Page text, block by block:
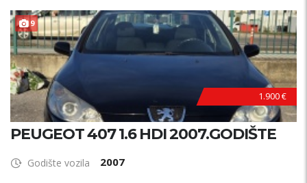
9
1.900 €
PEUGEOT 407 1.6 HDI 2007.GODIŠTE
Godište vozila 2007